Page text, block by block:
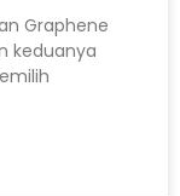
Graphene
keduanya